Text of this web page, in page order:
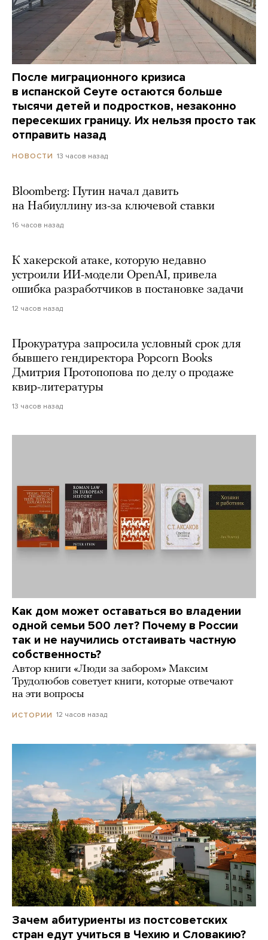
После миграционного кризиса
в испанской Сеуте остаются больше
тысячи детей и подростков, незаконно
пересекших границу. Их нельзя просто так
отправить назад
НОВОСТИ 13 часов назад
Bloomberg: Путин начал давить
на Набиуллину из-за ключевой ставки
16 часов назад
К хакерской атаке, которую недавно
устроили ИИ-модели OpenAI, привела
ошибка разработчиков в постановке задачи
12 часов назад
Прокуратура запросила условный срок для
бывшего гендиректора Popcorn Books
Дмитрия Протопопова по делу о продаже
квир-литературы
13 часов назад
Как дом может оставаться во владении
одной семьи 500 лет? Почему в России
так и не научились отстаивать частную
собственность?
Автор книги «Люди за забором» Максим
Трудолюбов советует книги, которые отвечают
на эти вопросы
ИСТОРИИ 12 часов назад
Зачем абитуриенты из постсоветских
стран едут учиться в Чехию и Словакию?